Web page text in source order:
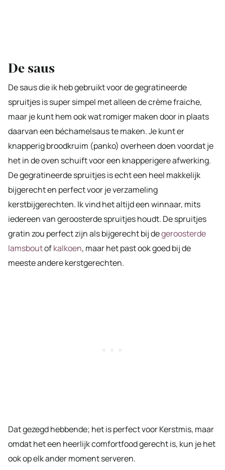
De saus
De saus die ik heb gebruikt voor de gegratineerde
spruitjes is super simpel met alleen de crème fraiche,
maar je kunt hem ook wat romiger maken door in plaats
daarvan een béchamelsaus te maken. Je kunt er
knapperig broodkruim (panko) overheen doen voordat je
het in de oven schuift voor een knapperigere afwerking.
De gegratineerde spruitjes is echt een heel makkelijk
bijgerecht en perfect voor je verzameling
kerstbijgerechten. Ik vind het altijd een winnaar, mits
iedereen van geroosterde spruitjes houdt. De spruitjes
gratin zou perfect zijn als bijgerecht bij degeroosterde
lamsboutofkalkoen, maar het past ook goed bij de
meeste andere kerstgerechten.
Dat gezegd hebbende; het is perfect voor Kerstmis, maar
omdat het een heerlijk comfortfood gerecht is, kun je het
ook op elk ander moment serveren.